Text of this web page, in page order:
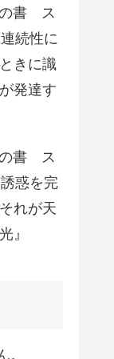
の書 ス
続性に
きに識
発達す
の書 ス
惑を完
れが天
』
。